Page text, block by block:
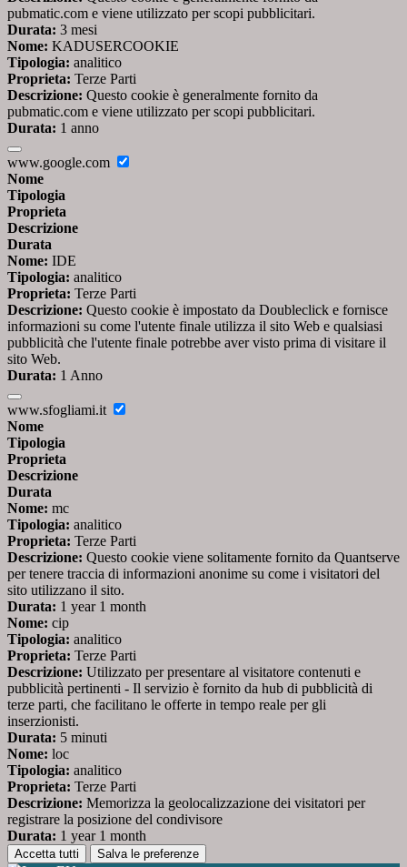
pubmatic.com e viene utilizzato per scopi pubblicitari.
Durata: 3 mesi
Nome: KADUSERCOOKIE
Tipologia: analitico
Proprieta: Terze Parti
Descrizione: Questo cookie è generalmente fornito da
pubmatic.com e viene utilizzato per scopi pubblicitari.
Durata: 1 anno
www.google.com
Nome
Tipologia
Proprieta
Descrizione
Durata
Nome: IDE
Tipologia: analitico
Proprieta: Terze Parti
Descrizione: Questo cookie è impostato da Doubleclick e fornisce
informazioni su come l'utente finale utilizza il sito Web e qualsiasi
pubblicità che l'utente finale potrebbe aver visto prima di visitare il
sito Web.
Durata: 1 Anno
www.sfogliami.it
Nome
Tipologia
Proprieta
Descrizione
Durata
Nome: mc
Tipologia: analitico
Proprieta: Terze Parti
Descrizione: Questo cookie viene solitamente fornito da Quantserve
per tenere traccia di informazioni anonime su come i visitatori del
sito utilizzano il sito.
Durata: 1 year 1 month
Nome: cip
Tipologia: analitico
Proprieta: Terze Parti
Descrizione: Utilizzato per presentare al visitatore contenuti e
pubblicità pertinenti - Il servizio è fornito da hub di pubblicità di
terze parti, che facilitano le offerte in tempo reale per gli
inserzionisti.
Durata: 5 minuti
Nome: loc
Tipologia: analitico
Proprieta: Terze Parti
Descrizione: Memorizza la geolocalizzazione dei visitatori per
registrare la posizione del condivisore
Durata: 1 year 1 month
Accetta tutti Salva le preferenze